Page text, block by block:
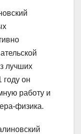
лучших
году он
работу и
физика.